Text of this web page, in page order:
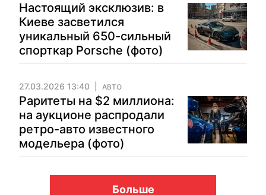
Настоящий эксклюзив: в
Киеве засветился
уникальный 650-сильный
спорткар Porsche (фото)
27.03.2026 13:40 АВТО
Раритеты на $2 миллиона:
на аукционе распродали
ретро-авто известного
модельера (фото)
Больше